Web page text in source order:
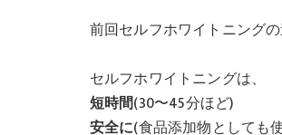
前回セルフホワイトニング
セルフホワイトニングは、
短時間(30〜45分ほど)
安全に(食品添加物としても